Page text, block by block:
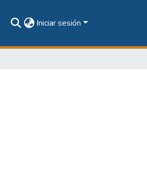
Iniciar sesión